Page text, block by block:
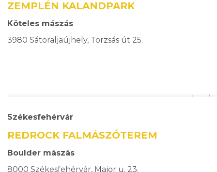
ZEMPLÉN KALANDPARK
Köteles mászás
3980 Sátoraljaújhely, Torzsás út 25.
Székesfehérvár
REDROCK FALMÁSZÓTEREM
Boulder mászás
8000 Székesfehérvár, Major u. 23.